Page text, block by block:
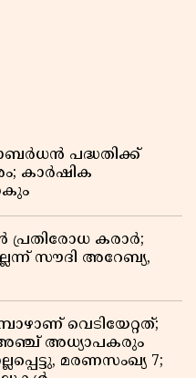
പദ്ധതിക്ക്
കാർഷിക
പ്രതിരോധ കരാർ;
സൗദി അറേബ്യ,
വെടിയേറ്റത്;
അധ്യാപകരും
മരണസംഖ്യ 7;